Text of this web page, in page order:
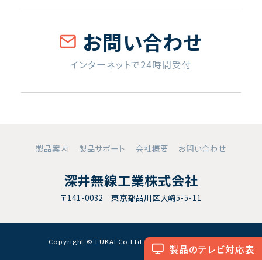
製品のテレビ対応表
お問い合わせ
インターネットで24時間受付
製品案内 製品サポート 会社概要 お問い合わせ
深井無線工業株式会社
〒141-0032 東京都品川区大崎5-5-11
Copyright © FUKAI Co.Ltd. All RightsReserved.